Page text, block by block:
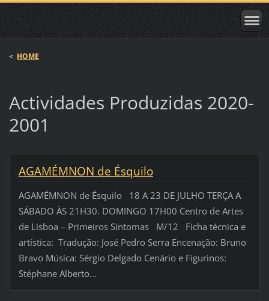
< HOME
Actividades Produzidas 2020-
2001
AGAMÉMNON de Ésquilo
AGAMÉMNON de Ésquilo 18 A 23 DE JULHO TERÇA A
SÁBADO ÀS 21H30. DOMINGO 17H00 Centro de Artes
de Lisboa – Primeiros Sintomas M/12 Ficha técnica e
artística: Tradução: José Pedro Serra Encenação: Bruno
Bravo Música: Sérgio Delgado Cenário e Figurinos:
Stéphane Alberto...